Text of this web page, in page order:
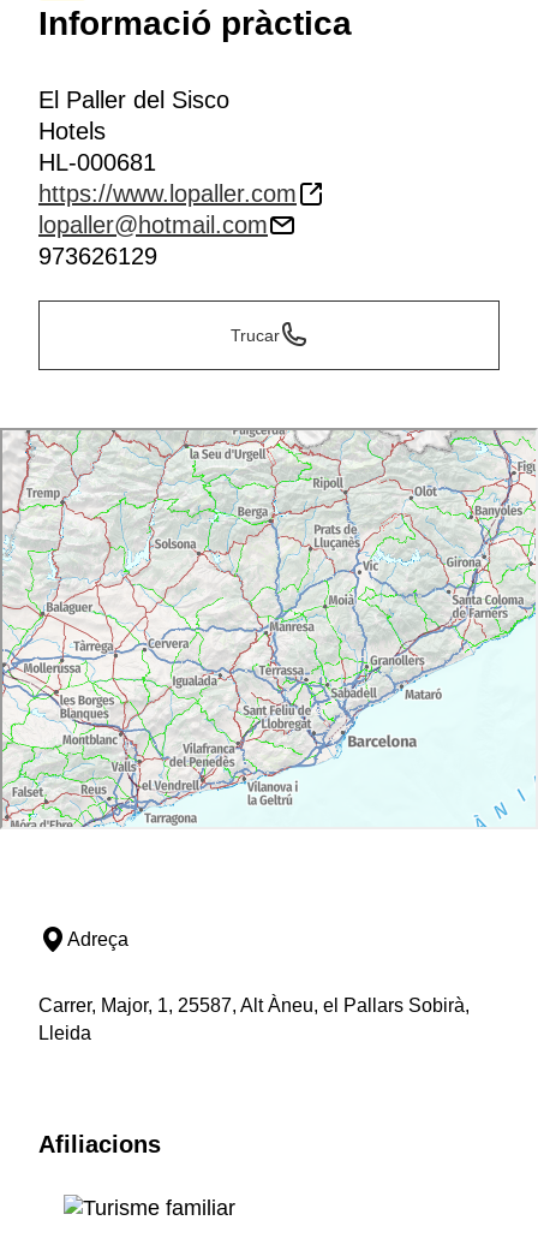
Informació pràctica
El Paller del Sisco
Hotels
HL-000681
https://www.lopaller.com
lopaller@hotmail.com
973626129
Trucar
Adreça
Carrer, Major, 1, 25587, Alt Àneu, el Pallars Sobirà,
Lleida
Afiliacions